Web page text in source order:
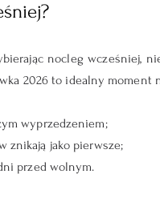
nocleg wcześniej,
2026 to idealny moment
wyprzedzeniem;
znikają jako pierwsze;
przed wolnym.